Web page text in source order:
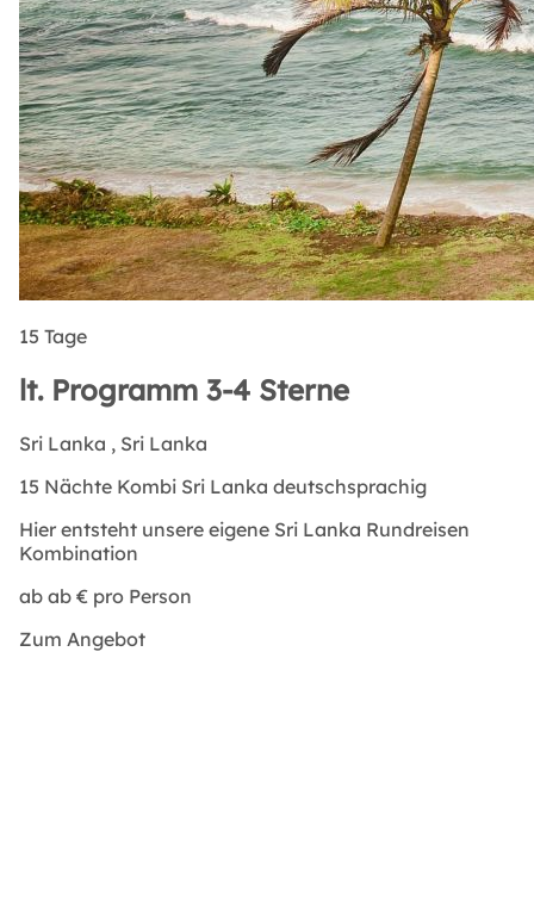
15 Tage
lt. Programm 3-4 Sterne
Sri Lanka , Sri Lanka
15 Nächte Kombi Sri Lanka deutschsprachig
Hier entsteht unsere eigene Sri Lanka Rundreisen
Kombination
ab ab € pro Person
Zum Angebot